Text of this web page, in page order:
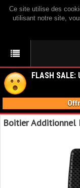
Ce site utilise des
utilisant notre site,
FLASH
Boitier Additionnel